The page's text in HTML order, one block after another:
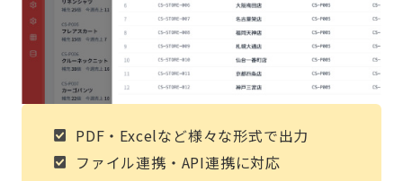
PDF・Excelなど様々な形式で出力
ファイル連携・API連携に対応